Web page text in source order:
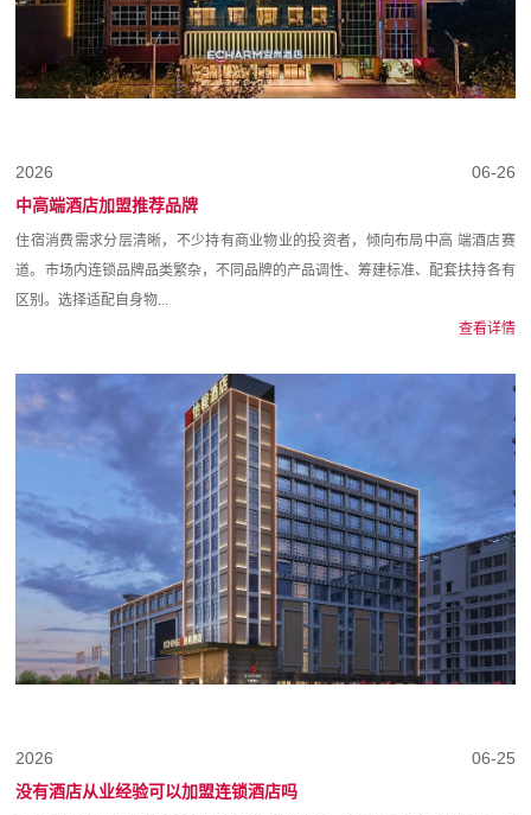
06-26
2026
中高端酒店加盟推荐品牌
住宿消费需求分层清晰，不少持有商业物业的投资者，倾向布局中高 端酒店赛
道。市场内连锁品牌品类繁杂，不同品牌的产品调性、筹建标准、配套扶持各有
区别。选择适配自身物...
查看详情
06-25
2026
没有酒店从业经验可以加盟连锁酒店吗